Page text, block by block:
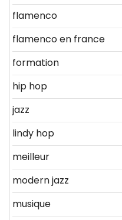
flamenco
flamenco en france
formation
hip hop
jazz
lindy hop
meilleur
modern jazz
musique